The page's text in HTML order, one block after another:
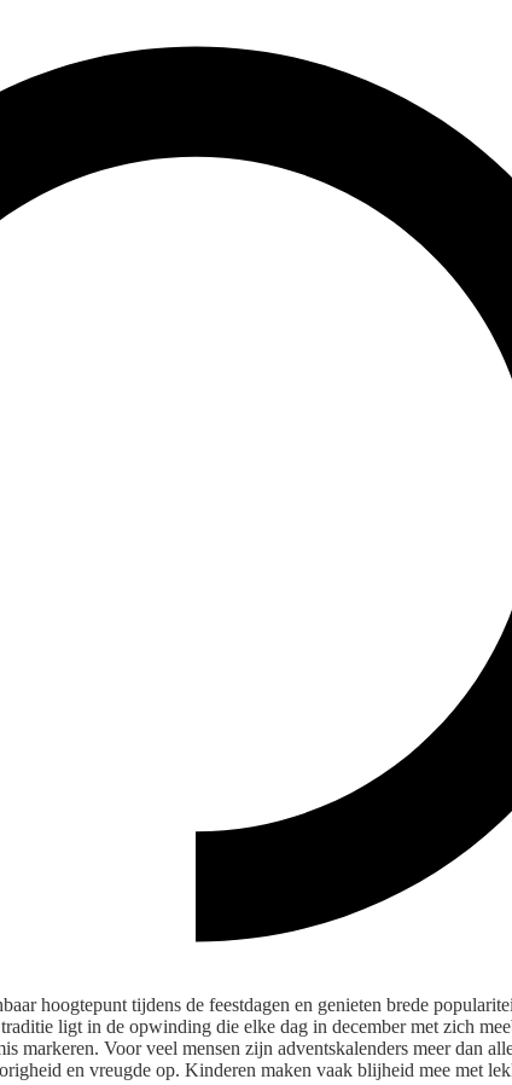
hoogtepunt tijdens de feestdagen en genieten brede
ligt in de opwinding die elke dag in december met zich
markeren. Voor veel mensen zijn adventskalenders meer dan
en vreugde op. Kinderen maken vaak blijheid mee met